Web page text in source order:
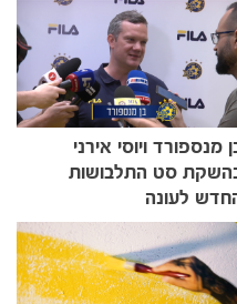
מנספורד ויוסי אירני
סט התלבושות
לעונה